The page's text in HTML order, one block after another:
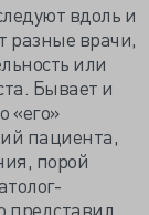
вдоль и
разные врачи,
или
Бывает и
«его»
пациента,
порой
представил